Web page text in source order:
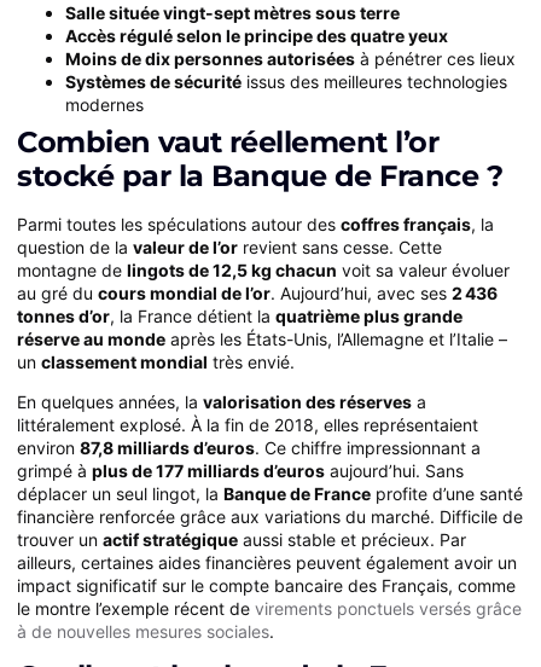
Salle située vingt-sept mètres sous terre
Accès régulé selon le principe des quatre yeux
Moins de dix personnes autorisées à pénétrer ces lieux
Systèmes de sécurité issus des meilleures technologies
modernes
Combien vaut réellement l’or
stocké par la Banque de France ?
Parmi toutes les spéculations autour des coffres français, la
question de la valeur de l’or revient sans cesse. Cette
montagne de lingots de 12,5 kg chacun voit sa valeur évoluer
au gré du cours mondial de l’or. Aujourd’hui, avec ses 2 436
tonnes d’or, la France détient la quatrième plus grande
réserve au monde après les États-Unis, l’Allemagne et l’Italie –
un classement mondial très envié.
En quelques années, la valorisation des réserves a
littéralement explosé. À la fin de 2018, elles représentaient
environ 87,8 milliards d’euros. Ce chiffre impressionnant a
grimpé à plus de 177 milliards d’euros aujourd’hui. Sans
déplacer un seul lingot, la Banque de France profite d’une santé
financière renforcée grâce aux variations du marché. Difficile de
trouver un actif stratégique aussi stable et précieux. Par
ailleurs, certaines aides financières peuvent également avoir un
impact significatif sur le compte bancaire des Français, comme
le montre l’exemple récent de virements ponctuels versés grâce
à de nouvelles mesures sociales.